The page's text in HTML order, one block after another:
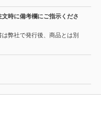
時に備考欄にご指示くださ
弊社で発行後、商品とは別